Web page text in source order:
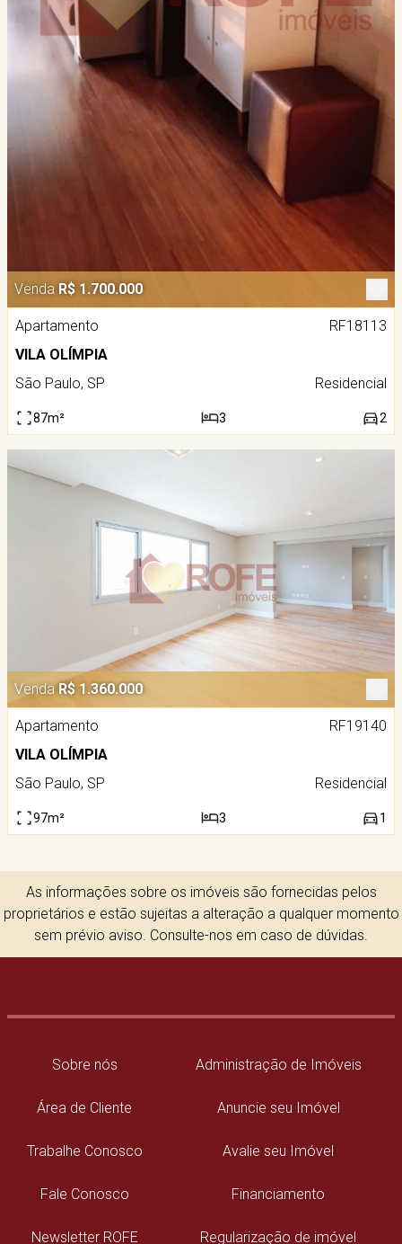
Venda R$ 1.700.000
Apartamento
RF18113
VILA OLÍMPIA
São Paulo, SP
Residencial
87m² 3 2
Venda R$ 1.360.000
Apartamento
RF19140
VILA OLÍMPIA
São Paulo, SP
Residencial
97m² 3 1
As informações sobre os imóveis são fornecidas pelos
proprietários e estão sujeitas a alteração a qualquer momento
sem prévio aviso. Consulte-nos em caso de dúvidas.
Sobre nós
Área de Cliente
Trabalhe Conosco
Fale Conosco
Newsletter ROFE
Administração de Imóveis
Anuncie seu Imóvel
Avalie seu Imóvel
Financiamento
Regularização de imóvel